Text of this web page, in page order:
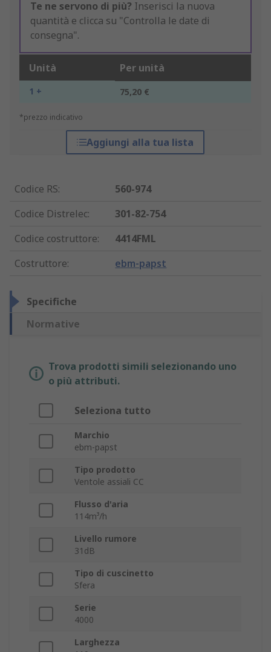
Te ne servono di più? Inserisci la nuova
quantità e clicca su "Controlla le date di
consegna".
Unità Per unità
1 + 75,20 €
*prezzo indicativo
Aggiungi alla tua lista
Codice RS:
560-974
Codice Distrelec:
301-82-754
Codice costruttore:
4414FML
Costruttore: ebm-papst
Specifiche
Normative
Trova prodotti simili selezionando uno
o più attributi.
Seleziona tutto
Marchio
ebm-papst
Tipo prodotto
Ventole assiali CC
Flusso d'aria
114m³/h
Livello rumore
31dB
Tipo di cuscinetto
Sfera
Serie
4000
Larghezza